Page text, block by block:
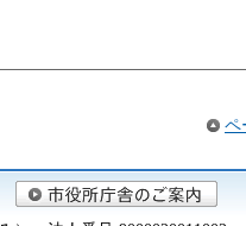
ペ